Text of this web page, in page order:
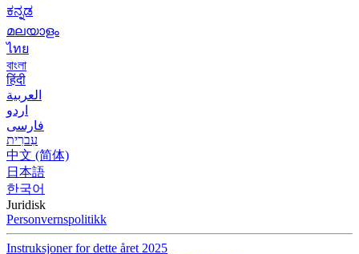
ಕನ್ನಡ
മലയാളം
ไทย
বাংলা
हिंदी
العربية
اردو
فارسی
עִברִית
中文 (简体)
日本語
한국어
Juridisk
Personvernspolitikk
Instruksjoner for dette året 2025